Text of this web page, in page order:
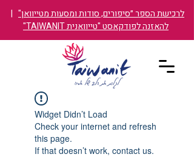
לרכישת הספר ״סיפורים, סודות ומסעות מטייוואן" |
להאזנה לפודקאסט "טייוואנית TAIWANIT"
Widget Didn’t Load
Check your internet and refresh
this page.
If that doesn’t work, contact us.